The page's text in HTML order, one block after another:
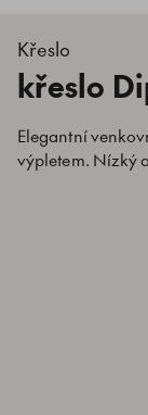
Křeslo
křeslo
Elegantní
výpletem. Nízký